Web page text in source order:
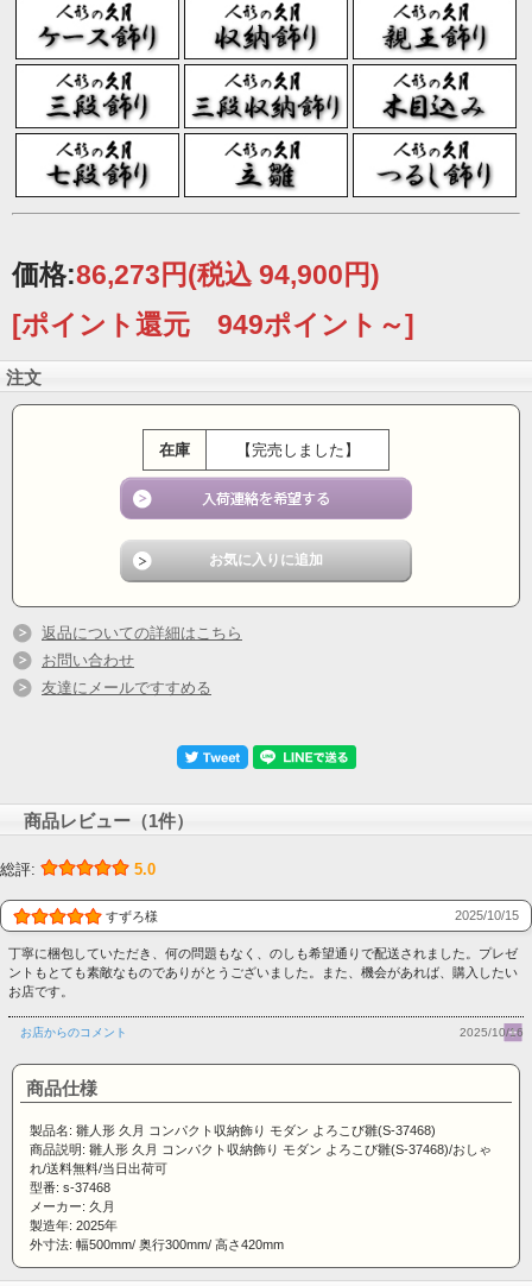
久月の雛人形が、ネット限定 ご奉仕価格！！
久月作の雛人形 親王コンパクト収納飾りです。
シルバーのライン入りの収納箱とセラミック調の御屏風
お飾りを使用しています。お着物もシックな柄を採用し
ています。
お顔も久月らしいしっかりとした上質な造りで、雛人形
のTOPブランド「久月のおひな様」はどこに出しても、
誰が見ても立派な印象です。
●名匠：梛葉作 本頭使用
●魚袋付き※当店の「久月」のお内裏様には、全て魚袋が付いて
います。詳しくはこちら≫
価格:86,273円(税込 94,900円)
[ポイント還元 949ポイント～]
注文
在庫 【完売しました】
返品についての詳細はこちら
お問い合わせ
友達にメールですすめる
商品レビュー（1件）
総評: 5.0
すずろ様 2025/10/15
丁寧に梱包していただき、何の問題もなく、のしも希望通りで配送されました。プレゼ
ントもとても素敵なものでありがとうございました。また、機会があれば、購入したい
お店です。
お店からのコメント 2025/10/16
商品仕様
製品名: 雛人形 久月 コンパクト収納飾り モダン よろこび雛(S-37468)
商品説明: 雛人形 久月 コンパクト収納飾り モダン よろこび雛(S-37468)/おしゃ
れ/送料無料/当日出荷可
型番: s-37468
メーカー: 久月
製造年: 2025年
外寸法: 幅500mm/ 奥行300mm/ 高さ420mm